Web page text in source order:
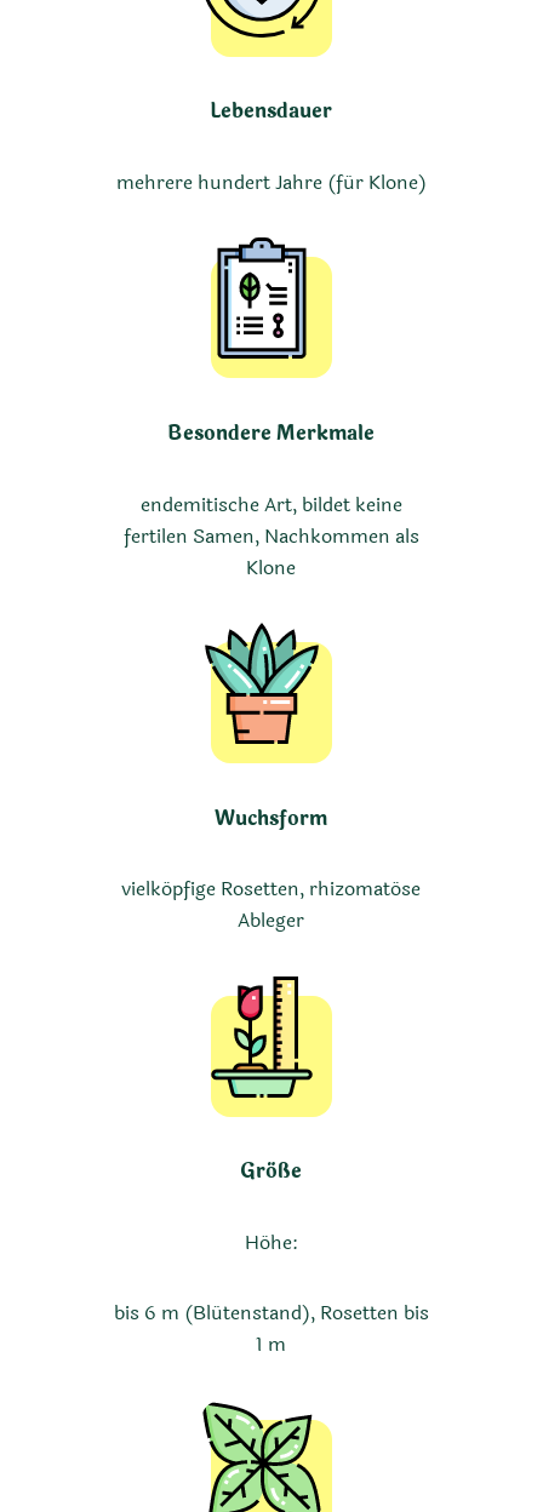
Lebensdauer
mehrere hundert Jahre (für Klone)
Besondere Merkmale
endemitische Art, bildet keine
fertilen Samen, Nachkommen als
Klone
Wuchsform
vielköpfige Rosetten, rhizomatöse
Ableger
Größe
Höhe:
bis 6 m (Blütenstand), Rosetten bis
1 m